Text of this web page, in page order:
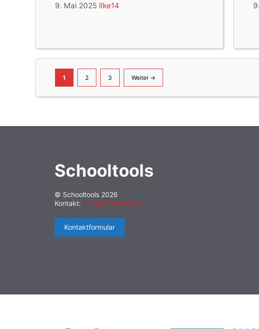
9. Mai 2025 Ilke14
Seite
1 Seite
2 Seite
3 Weiter →
Schooltools
© Schooltools 2026
Kontakt: info@schooltools.at
Kontaktformular